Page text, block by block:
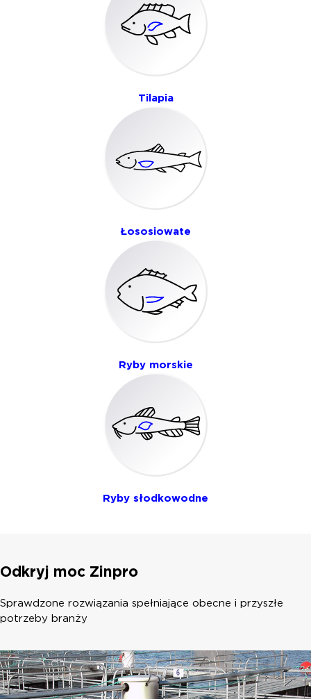
Tilapia
Łososiowate
Ryby morskie
Ryby słodkowodne
Odkryj moc Zinpro
Sprawdzone rozwiązania spełniające obecne i przyszłe
potrzeby branży